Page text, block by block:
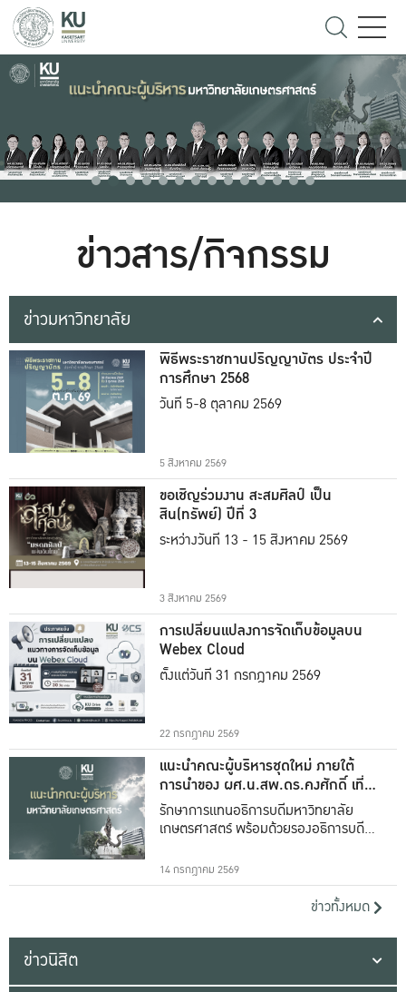
ข่าวสาร/กิจกรรม
ข่าวมหาวิทยาลัย
พิธีพระราชทานปริญญาบัตร ประจำปี
การศึกษา 2568
วันที่ 5-8 ตุลาคม 2569
5 สิงหาคม 2569
ขอเชิญร่วมงาน สะสมศิลป์ เป็น
สิน(ทรัพย์) ปีที่ 3
ระหว่างวันที่ 13 - 15 สิงหาคม 2569
3 สิงหาคม 2569
การเปลี่ยนแปลงการจัดเก็บข้อมูลบน
Webex Cloud
ตั้งแต่วันที่ 31 กรกฎาคม 2569
22 กรกฎาคม 2569
แนะนำคณะผู้บริหารชุดใหม่ ภายใต้
การนำของ ผศ.น.สพ.ดร.คงศักดิ์ เที่ยง
ธรรม
รักษาการแทนอธิการบดีมหาวิทยาลัย
เกษตรศาสตร์ พร้อมด้วยรองอธิการบดีทั้ง
14 กรกฎาคม 2569
ข่าวทั้งหมด
ข่าวนิสิต